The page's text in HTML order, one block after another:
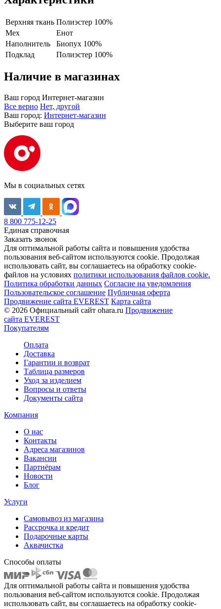
Верхняя ткань Полиэстер 100%
Мех
Енот
Наполнитель
Биопух 100%
Подклад
Полиэстер 100%
Наличие в магазинах
Ваш город Интернет-магазин
Все верно Нет, другой
Ваш город: Интернет-магазин
Выберите ваш город
Мы в социальных сетях
8 800 775-12-25
Единая справочная
Заказать звонок
Для оптимальной работы сайта и повышения удобства
пользования веб-сайтом используются cookie. Продолжая
использовать сайт, вы соглашаетесь на обработку cookie-
файлов на условиях политики использования файлов cookie.
Политика обработки данных Согласие на уведомления
Пользовательское соглашение Публичная оферта
Продвижение сайта EVEREST Карта сайта
© 2026 Официальный сайт ohara.ru Продвижение
сайта EVEREST
Покупателям
Оплата
Доставка
Гарантии и возврат
Таблица размеров
Уход за изделием
Вопросы и ответы
Документы сайта
Компания
О нас
Контакты
Адреса магазинов
Вакансии
Партнёрам
Новости
Блог
Услуги
Самовывоз из магазина
Рассрочка и кредит
Подарочные карты
Аквачистка
Способы оплаты
Для оптимальной работы сайта и повышения удобства
пользования веб-сайтом используются cookie. Продолжая
использовать сайт, вы соглашаетесь на обработку cookie-